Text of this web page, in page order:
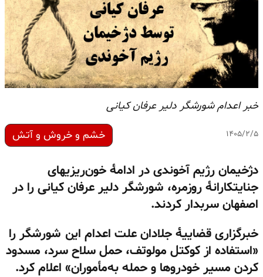
خبر اعدام شورشگر دلیر عرفان کیانی
۱۴۰۵/۲/۵ خشم و خروش و آتش
دژخیمان رژیم آخوندی در ادامهٔ خون‌ریزیهای
جنایتکارانهٔ روزمره، شورشگر دلیر عرفان کیانی را در
اصفهان سربدار کردند.
خبرگزاری قضاییهٔ جلادان علت اعدام این شورشگر را
«استفاده از کوکتل مولوتف، حمل سلاح سرد، مسدود
کردن مسیر خودروها و حمله به‌مأموران» اعلام کرد.